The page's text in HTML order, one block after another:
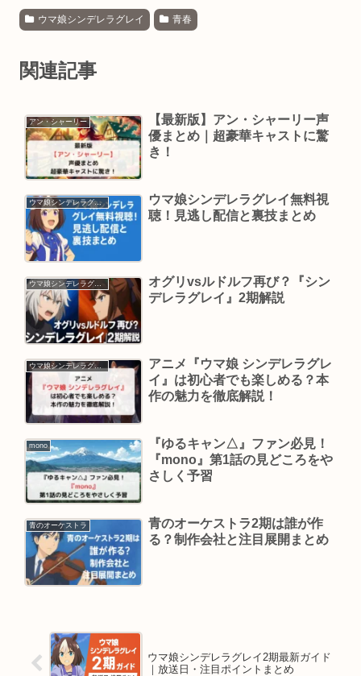
ウマ娘シンデレラグレイ 青春
関連記事
アン・シャーリー
【最新版】アン・シャーリー声
優まとめ｜超豪華キャストに驚
き！
ウマ娘シンデレラグレイ
ウマ娘シンデレラグレイ無料視
聴！見逃し配信と裏技まとめ
ウマ娘シンデレラグレイ
オグリvsルドルフ再び？『シン
デレラグレイ』2期解説
ウマ娘シンデレラグレイ
アニメ『ウマ娘 シンデレラグレ
イ』は初心者でも楽しめる？本
作の魅力を徹底解説！
mono
『ゆるキャン△』ファン必見！
『mono』第1話の見どころをや
さしく予習
青のオーケストラ
青のオーケストラ2期は誰が作
る？制作会社と注目展開まとめ
ウマ娘シンデレラグレイ2期最新ガイド
｜放送日・注目ポイントまとめ